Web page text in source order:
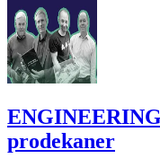
prodekaner